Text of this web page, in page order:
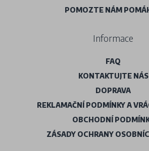
POMOZTE NÁM
Informace
FAQ
KONTAKTUJTE NÁS
DOPRAVA
REKLAMAČNÍ PODMÍNKY A
OBCHODNÍ
ZÁSADY OCHRANY